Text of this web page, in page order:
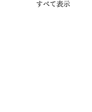
すべて表示